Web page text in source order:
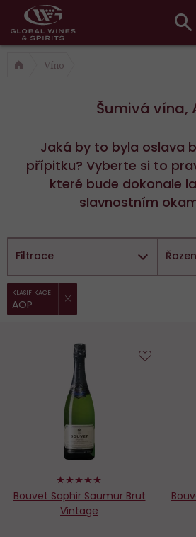
Hlavní
menu,
košík,
vyhledávání,
Víno
Šumivá vína,
Jaká by to byla oslava
přípitku? Vyberte si to
které bude dokonale
slavnostním
Filtrace
Vybrané
filtry:
KLASIFIKACE
AOP
98%
Bouvet Saphir Saumur Brut
Vintage